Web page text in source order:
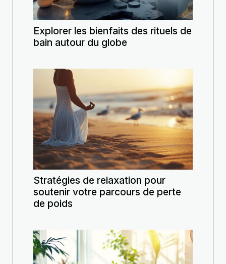
Explorer les bienfaits des rituels de
bain autour du globe
Stratégies de relaxation pour
soutenir votre parcours de perte
de poids